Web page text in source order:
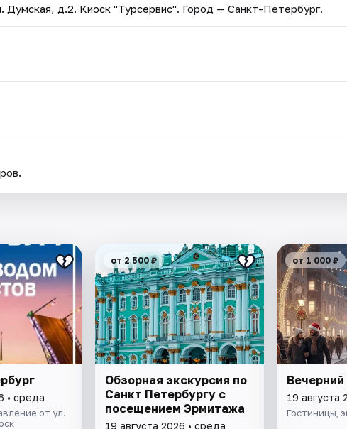
Думская, д.2. Киоск "Турсервис". Город — Санкт-Петербург.
• среда
от ул.
от 2 500 ₽
Обзорная экскурсия по
Санкт Петербургу с
посещением Эрмитажа
19 августа 2026 • среда
от 1 000 ₽
19 августа
Гостиницы,